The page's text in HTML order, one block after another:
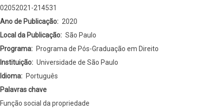
02052021-214531
Ano de Publicação
2020
Local da Publicação
São Paulo
Programa
Programa de Pós-Graduação em Direito
Instituição
Universidade de São Paulo
Idioma
Português
Palavras chave
Função social da propriedade